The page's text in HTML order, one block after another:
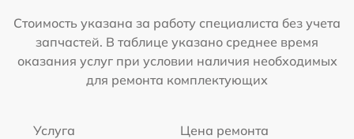
Стоимость указана за работу специалиста без учета
запчастей. В таблице указано среднее время
оказания услуг при условии наличия необходимых
для ремонта комплектующих
Услуга Цена ремонта